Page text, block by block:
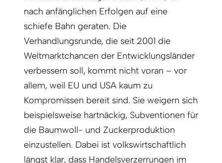
nach anfänglichen Erfolgen auf eine
schiefe Bahn geraten. Die
Verhandlungsrunde, die seit 2001 die
Weltmarktchancen der Entwicklungsländer
verbessern soll, kommt nicht voran – vor
allem, weil EU und USA kaum zu
Kompromissen bereit sind. Sie weigern sich
beispielsweise hartnäckig, Subventionen für
die Baumwoll- und Zuckerproduktion
einzustellen. Dabei ist volkswirtschaftlich
längst klar, dass Handelsverzerrungen im